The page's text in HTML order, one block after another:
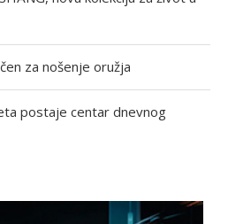
za nošenje oružja
postaje centar dnevnog